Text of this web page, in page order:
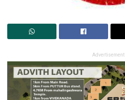
Advertisement